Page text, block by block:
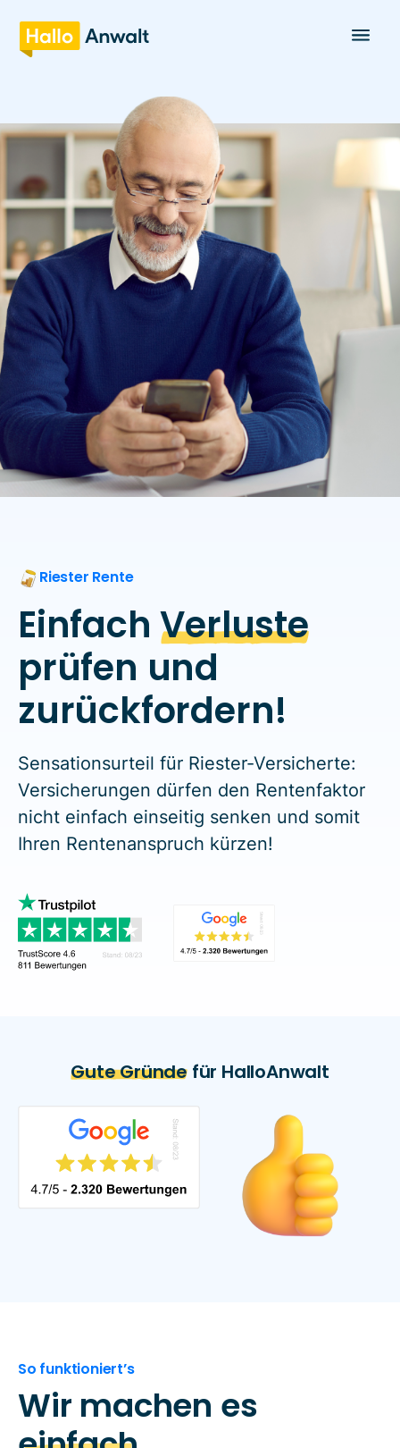
Riester Rente
EinfachVerluste
prüfen und
zurückfordern!
Sensationsurteil für Riester-Versicherte:
Versicherungen dürfen den Rentenfaktor
nicht einfach einseitig senken und somit
Ihren Rentenanspruch kürzen!
Gute Gründefür HalloAnwalt
So funktioniert’s
Wir machen es